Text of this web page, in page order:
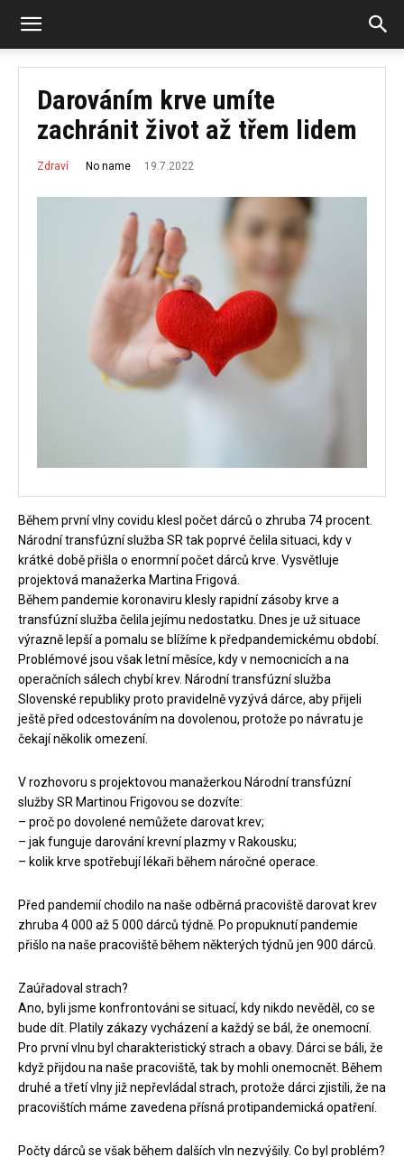
Darováním krve umíte
zachránit život až třem lidem
Zdraví No name 19.7.2022
Během první vlny covidu klesl počet dárců o zhruba 74 procent.
Národní transfúzní služba SR tak poprvé čelila situaci, kdy v
krátké době přišla o enormní počet dárců krve. Vysvětluje
projektová manažerka Martina Frigová.
Během pandemie koronaviru klesly rapidní zásoby krve a
transfúzní služba čelila jejímu nedostatku. Dnes je už situace
výrazně lepší a pomalu se blížíme k předpandemickému období.
Problémové jsou však letní měsíce, kdy v nemocnicích a na
operačních sálech chybí krev. Národní transfúzní služba
Slovenské republiky proto pravidelně vyzývá dárce, aby přijeli
ještě před odcestováním na dovolenou, protože po návratu je
čekají několik omezení.
V rozhovoru s projektovou manažerkou Národní transfúzní
služby SR Martinou Frigovou se dozvíte:
– proč po dovolené nemůžete darovat krev;
– jak funguje darování krevní plazmy v Rakousku;
– kolik krve spotřebují lékaři během náročné operace.
Před pandemií chodilo na naše odběrná pracoviště darovat krev
zhruba 4 000 až 5 000 dárců týdně. Po propuknutí pandemie
přišlo na naše pracoviště během některých týdnů jen 900 dárců.
Zaúřadoval strach?
Ano, byli jsme konfrontováni se situací, kdy nikdo nevěděl, co se
bude dít. Platily zákazy vycházení a každý se bál, že onemocní.
Pro první vlnu byl charakteristický strach a obavy. Dárci se báli, že
když přijdou na naše pracoviště, tak by mohli onemocnět. Během
druhé a třetí vlny již nepřevládal strach, protože dárci zjistili, že na
pracovištích máme zavedena přísná protipandemická opatření.
Počty dárců se však během dalších vln nezvýšily. Co byl problém?